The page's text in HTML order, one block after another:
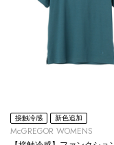
接触冷感 新色追加
McGREGOR WOMENS